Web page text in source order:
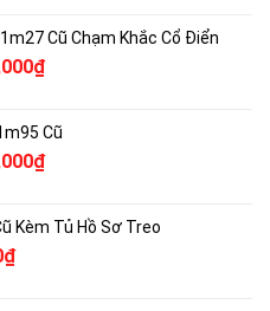
là:
250,000₫.
Cũ Chạm Khắc Cổ Điển
₫Giá
là:
2,500,000₫.
Cũ
₫Giá
là:
Kèm Tủ Hồ Sơ Treo
₫Giá